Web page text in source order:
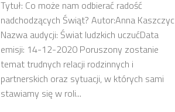
Tytuł: Co może nam odbierać radość
nadchodzących Świąt? Autor:Anna Kaszczyc
Nazwa audycji: Świat ludzkich uczućData
emisji: 14-12-2020 Poruszony zostanie
temat trudnych relacji rodzinnych i
partnerskich oraz sytuacji, w których sami
stawiamy się w roli...